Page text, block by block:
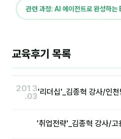
윤석현
관련 과정: AI 에이전트로 완성하
교육후기 목록
2013
.03'리더십'_김종혁 강사/인
'취업전략'_김종혁 강사/고